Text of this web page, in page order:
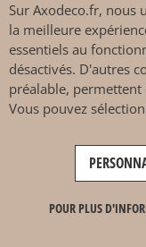
Sur Axodeco.fr, nous
la meilleure
essentiels au
désactivés. D'autres
préalable, permettent
Vous pouvez
POUR PLUS